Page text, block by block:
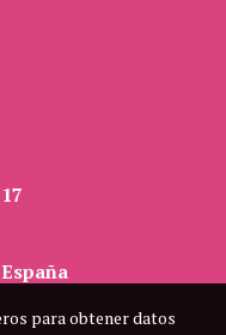
para obtener datos